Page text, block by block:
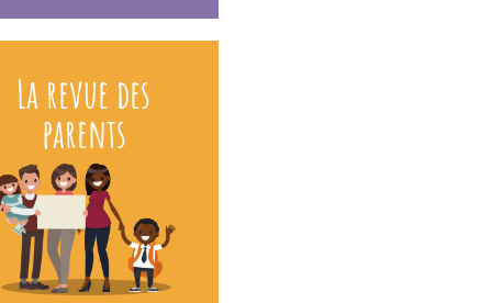
La revue des
parents